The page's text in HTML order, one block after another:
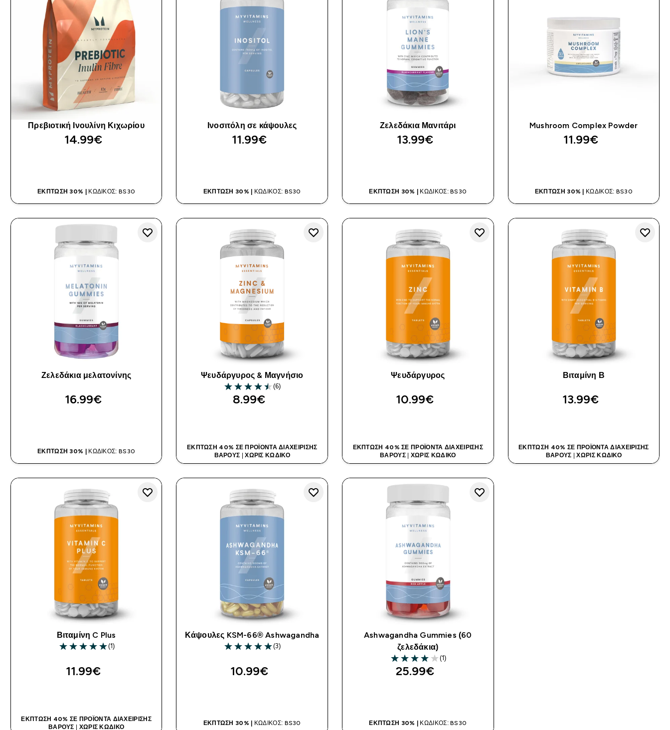
Πρεβιοτική Ινουλίνη Κιχωρίου
14.99€‎
ΈΚΠΤΩΣΗ 30% | ΚΩΔΙΚΌΣ: BS30
Ινοσιτόλη σε κάψουλες
11.99€‎
ΈΚΠΤΩΣΗ 30% | ΚΩΔΙΚΌΣ: BS30
Ζελεδάκια Μανιτάρι
13.99€‎
ΈΚΠΤΩΣΗ 30% | ΚΩΔΙΚΌΣ: BS30
Mushroom Complex Powder
11.99€‎
ΈΚΠΤΩΣΗ 30% | ΚΩΔΙΚΌΣ: BS30
Ζελεδάκια μελατονίνης
16.99€‎
ΈΚΠΤΩΣΗ 30% | ΚΩΔΙΚΌΣ: BS30
Ψευδάργυρος & Μαγνήσιο
4.5 out of 5 stars
(6)
8.99€‎
ΈΚΠΤΩΣΗ 40% ΣΕ ΠΡΟΪΌΝΤΑ ΔΙΑΧΕΊΡΙΣΗΣ
ΒΆΡΟΥΣ |ΧΩΡΊΣ ΚΩΔΙΚΌ
Ψευδάργυρος
10.99€‎
ΈΚΠΤΩΣΗ 40% ΣΕ ΠΡΟΪΌΝΤΑ ΔΙΑΧΕΊΡΙΣΗΣ
ΒΆΡΟΥΣ| ΧΩΡΊΣ ΚΩΔΙΚΌ
Βιταμίνη Β
13.99€‎
ΈΚΠΤΩΣΗ 40% ΣΕ ΠΡΟΪΌΝΤΑ ΔΙΑΧΕΊΡΙΣΗΣ
ΒΆΡΟΥΣ |ΧΩΡΊΣ ΚΩΔΙΚΌ
Βιταμίνη C Plus
5 out of 5 stars
(1)
11.99€‎
ΈΚΠΤΩΣΗ 40% ΣΕ ΠΡΟΪΌΝΤΑ ΔΙΑΧΕΊΡΙΣΗΣ
ΒΆΡΟΥΣ | ΧΩΡΊΣ ΚΩΔΙΚΌ
Κάψουλες KSM-66® Ashwagandha
5 out of 5 stars
(3)
10.99€‎
ΈΚΠΤΩΣΗ 30% | ΚΩΔΙΚΌΣ: BS30
Ashwagandha Gummies (60
ζελεδάκια)
4 out of 5 stars
(1)
25.99€‎
ΈΚΠΤΩΣΗ 30% | ΚΩΔΙΚΌΣ: BS30